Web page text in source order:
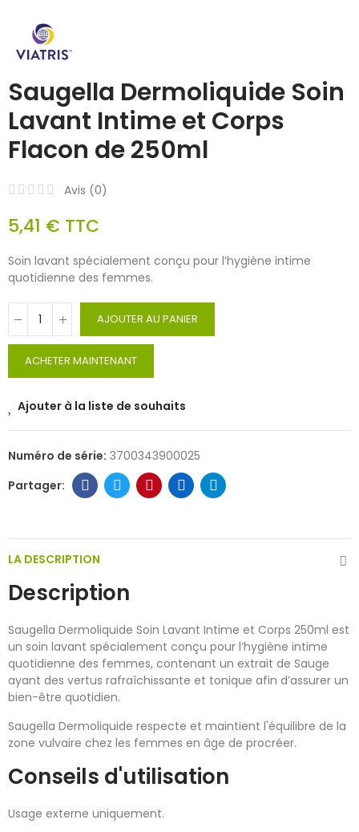
Saugella Dermoliquide Soin
Lavant Intime et Corps
Flacon de 250ml
Avis (0)
5,41 € TTC
Soin lavant spécialement conçu pour l’hygiène intime
quotidienne des femmes.
AJOUTER AU PANIER
ACHETER MAINTENANT
Ajouter à la liste de souhaits
Numéro de série: 3700343900025
LA DESCRIPTION
Description
Saugella Dermoliquide Soin Lavant Intime et Corps 250ml est
un soin lavant spécialement conçu pour l’hygiène intime
quotidienne des femmes, contenant un extrait de Sauge
ayant des vertus rafraîchissante et tonique afin d’assurer un
bien-être quotidien.
Saugella Dermoliquide respecte et maintient l'équilibre de la
zone vulvaire chez les femmes en âge de procréer.
Conseils d'utilisation
Usage externe uniquement.